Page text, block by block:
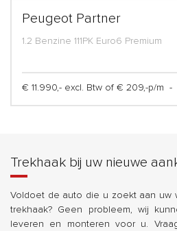
Peugeot Partner
1.2 Benzine 111PK Euro6 Premium
€ 11.990,- excl. Btw of € 209,-p/m -
Trekhaak bij uw nieuwe
Voldoet de auto die u zoekt aan uw
trekhaak? Geen probleem, wij
leveren en monteren voor u.